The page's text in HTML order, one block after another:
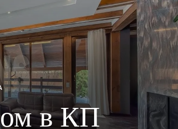
МОСКВА
офиса в